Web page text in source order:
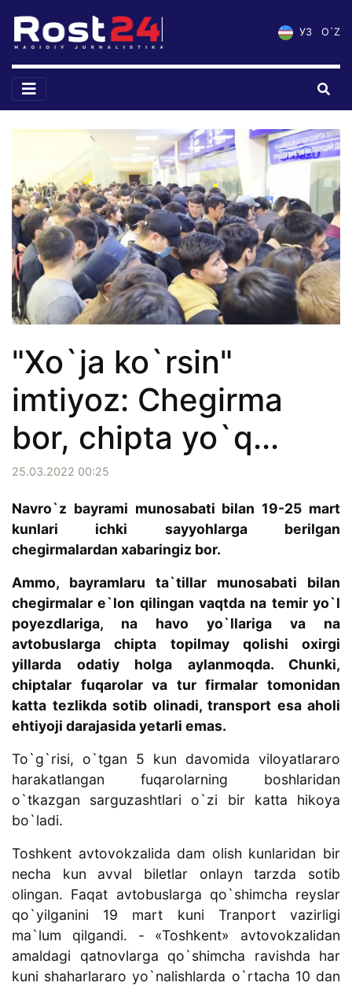
УЗ O`Z
"Xo`ja ko`rsin"
imtiyoz: Chegirma
bor, chipta yo`q...
25.03.2022 00:25
Navro`z bayrami munosabati bilan 19-25 mart
kunlari ichki sayyohlarga berilgan
chegirmalardan xabaringiz bor.
Ammo, bayramlaru ta`tillar munosabati bilan
chegirmalar e`lon qilingan vaqtda na temir yo`l
poyezdlariga, na havo yo`llariga va na
avtobuslarga chipta topilmay qolishi oxirgi
yillarda odatiy holga aylanmoqda. Chunki,
chiptalar fuqarolar va tur firmalar tomonidan
katta tezlikda sotib olinadi, transport esa aholi
ehtiyoji darajasida yetarli emas.
To`g`risi, o`tgan 5 kun davomida viloyatlararo
harakatlangan fuqarolarning boshlaridan
o`tkazgan sarguzashtlari o`zi bir katta hikoya
bo`ladi.
Toshkent avtovokzalida dam olish kunlaridan bir
necha kun avval biletlar onlayn tarzda sotib
olingan. Faqat avtobuslarga qo`shimcha reyslar
qo`yilganini 19 mart kuni Tranport vazirligi
ma`lum qilgandi. - «Toshkent» avtovokzalidan
amaldagi qatnovlarga qo`shimcha ravishda har
kuni shaharlararo yo`nalishlarda o`rtacha 10 dan